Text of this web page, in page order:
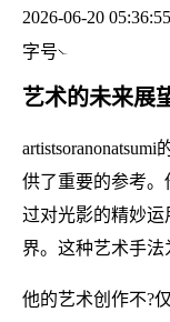
2026-06-20 05:36:55
字号
艺术的未来展
供了重要的参考
过对光影的精妙
界。这种艺术手法
他的艺术创作不?